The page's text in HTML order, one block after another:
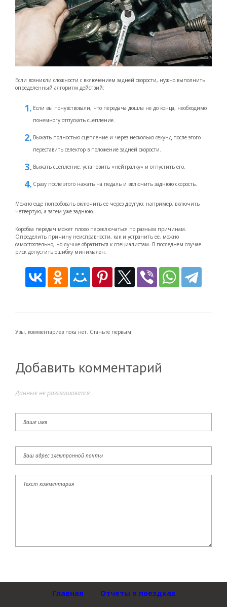
Если возникли сложности с включением задней скорости, нужно выполнить
определенный алгоритм действий:
Если вы почувствовали, что передача дошла не до конца, необходимо
понемногу отпускать сцепление.
Выжать полностью сцепление и через несколько секунд после этого
переставить селектор в положение задней скорости.
Выжать сцепление, установить «нейтралку» и отпустить его.
Сразу после этого нажать на педаль и включить заднюю скорость.
Можно еще попробовать включить ее через другую: например, включить
четвертую, а затем уже заднюю.
Коробка передач может плохо переключаться по разным причинам.
Определить причину неисправности, как и устранить ее, можно
самостоятельно, но лучше обратиться к специалистам. В последнем случае
риск допустить ошибку минимален.
Увы, комментариев пока нет. Станьте первым!
Добавить комментарий
Данные не разглашаются
Главная Отчеты о поездках